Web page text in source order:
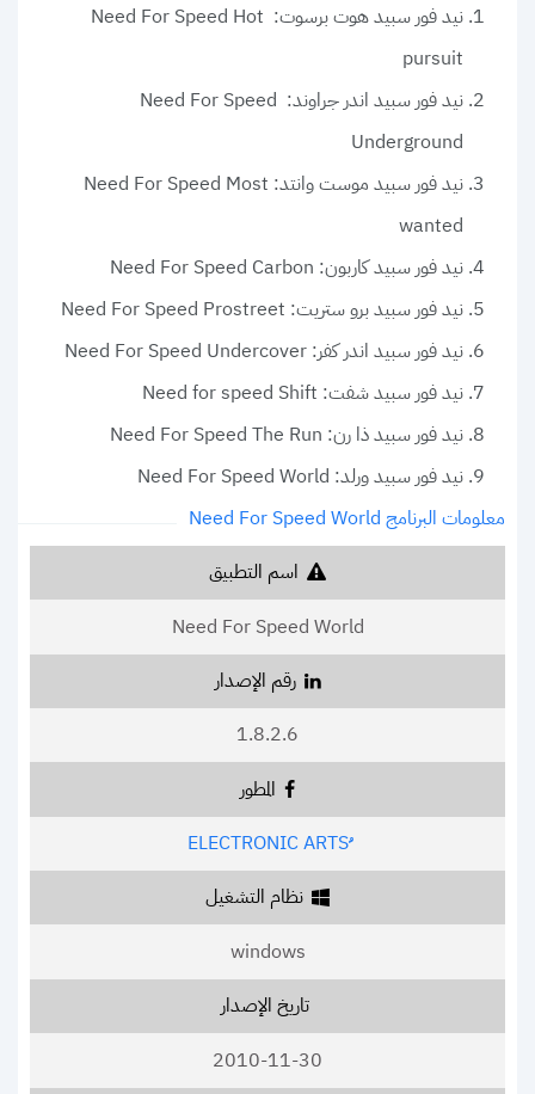
نيد فور سبيد هوت برسوت: Need For Speed Hot
pursuit
نيد فور سبيد اندر جراوند: Need For Speed
Underground
نيد فور سبيد موست وانتد: Need For Speed Most
wanted
نيد فور سبيد كاربون: Need For Speed Carbon
نيد فور سبيد برو ستريت: Need For Speed Prostreet
نيد فور سبيد اندر كفر: Need For Speed Undercover
نيد فور سبيد شفت: Need for speed Shift
نيد فور سبيد ذا رن: Need For Speed The Run
نيد فور سبيد ورلد: Need For Speed World
معلومات البرنامج Need For Speed World
اسم التطبيق
Need For Speed World
رقم الإصدار
1.8.2.6
المطور
ُِELECTRONIC ARTS
نظام التشغيل
windows
تاريخ الإصدار
2010-11-30